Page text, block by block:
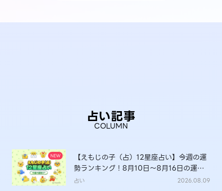
占い記事
COLUMN
【えもじの子（占）12星座占い】今週の運
勢ランキング！8月10日～8月16日の運勢
は？
占い 2026.08.09